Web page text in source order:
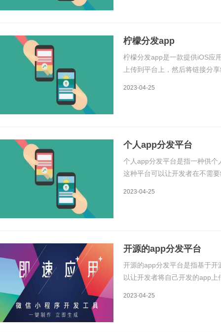
柠檬分发app
柠檬分发app是一款提供iOS应
上传到平台上，然后将链接分
2023-04-25
个人app分发平台
个人app分发平台是指一种供
这种平台可以让开发者在不需
2023-04-25
开源的app分发平台
开源的app分发平台是指基于
以让开发者将自己开发的app
2023-04-25